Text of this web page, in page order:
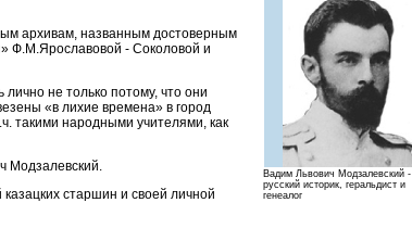
Вадим Львович Модзалевский -
русский историк, геральдист и
генеалог
архивам, названным достоверным
Ф.М.Ярославовой - Соколовой и
не только потому, что они
«в лихие времена» в город
такими народными учителями, как
Модзалевский.
старшин и своей личной